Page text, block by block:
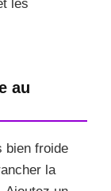
les
au
bien froide
la